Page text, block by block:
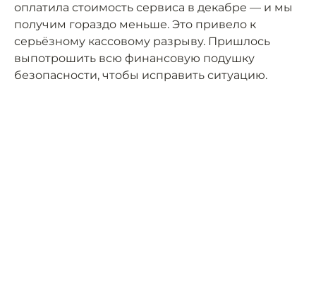
оплатила стоимость сервиса в декабре — и мы
получим гораздо меньше. Это привело к
серьёзному кассовому разрыву. Пришлось
выпотрошить всю финансовую подушку
безопасности, чтобы исправить ситуацию.